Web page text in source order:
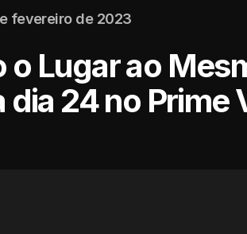
fevereiro de 2023
o Lugar ao
dia 24 no Prime